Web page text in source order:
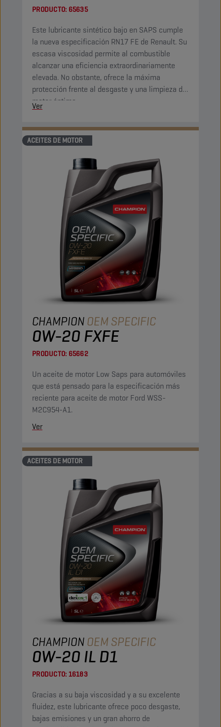
PRODUCTO: 65635
Este lubricante sintético bajo en SAPS cumple
la nueva especificación RN17 FE de Renault. Su
escasa viscosidad permite al combustible
alcanzar una eficiencia extraordinariamente
elevada. No obstante, ofrece la máxima
protección frente al desgaste y una limpieza del
motor óptima.
Ver
ACEITES DE MOTOR
CHAMPIONOEM SPECIFIC
0W-20 FXFE
PRODUCTO: 65662
Un aceite de motor Low Saps para automóviles
que está pensado para la especificación más
reciente para aceite de motor Ford WSS-
M2C954-A1.
Ver
ACEITES DE MOTOR
CHAMPIONOEM SPECIFIC
0W-20 IL D1
PRODUCTO: 16183
Gracias a su baja viscosidad y a su excelente
fluidez, este lubricante ofrece poco desgaste,
bajas emisiones y un gran ahorro de